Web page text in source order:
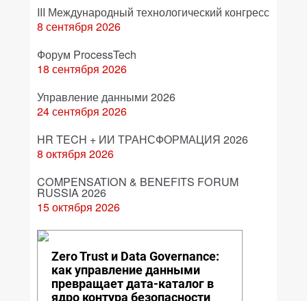
III Международный технологический конгресс
8 сентября 2026
Форум ProcessTech
18 сентября 2026
Управление данными 2026
24 сентября 2026
HR TECH + ИИ ТРАНСФОРМАЦИЯ 2026
8 октября 2026
COMPENSATION & BENEFITS FORUM
RUSSIA 2026
15 октября 2026
Zero Trust и Data Governance:
как управление данными
превращает дата-каталог в
ядро контура безопасности